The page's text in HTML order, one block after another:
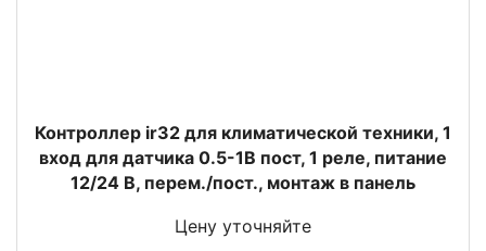
Контроллер ir32 для климатической техники, 1
вход для датчика 0.5-1В пост, 1 реле, питание
12/24 В, перем./пост., монтаж в панель
Цену уточняйте